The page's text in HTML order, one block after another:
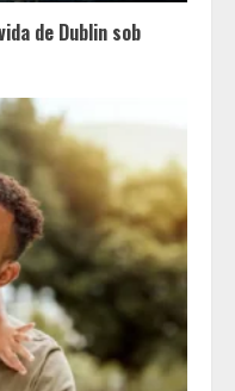
de Dublin sob